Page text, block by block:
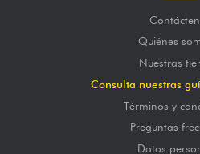
Quiénes
Nuestras
Consulta nuestras
Términos y
Preguntas
Datos